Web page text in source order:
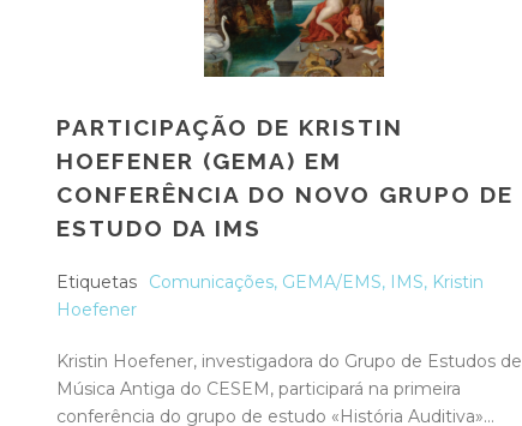
PARTICIPAÇÃO DE KRISTIN
HOEFENER (GEMA) EM
CONFERÊNCIA DO NOVO GRUPO DE
ESTUDO DA IMS
Etiquetas Comunicações, GEMA/EMS, IMS, Kristin
Hoefener
Kristin Hoefener, investigadora do Grupo de Estudos de
Música Antiga do CESEM, participará na primeira
conferência do grupo de estudo «História Auditiva»...